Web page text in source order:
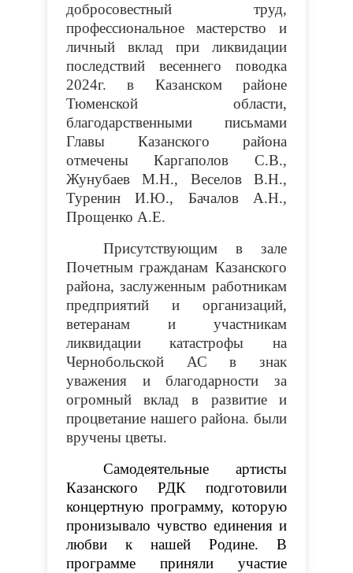
добросовестный труд,
профессиональное мастерство и
личный вклад при ликвидации
последствий весеннего поводка
2024г. в Казанском районе
Тюменской области,
благодарственными письмами
ГлавыКазанского района
отмечены Каргаполов С.В.,
Жунубаев М.Н., Веселов В.Н.,
Туренин И.Ю., Бачалов А.Н.,
Прощенко А.Е.
Присутствующим в зале
Почетным гражданам Казанского
района, заслуженным работникам
предприятий и организаций,
ветеранам и участникам
ликвидации катастрофы на
Чернобольской АС в знак
уважения и благодарности за
огромный вклад в развитие и
процветание нашего района. были
вручены цветы.
Самодеятельные артисты
Казанского РДК подготовили
концертную программу, которую
пронизывало чувство единения и
любви к нашей Родине. В
программе приняли участие